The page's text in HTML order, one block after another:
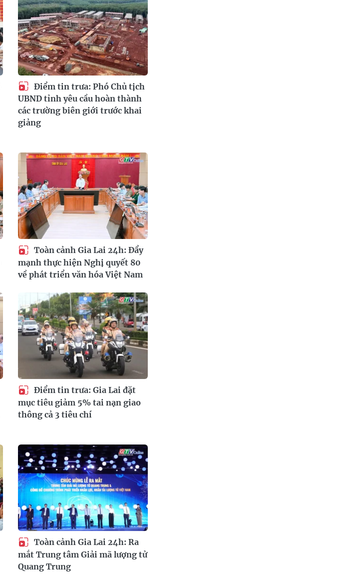
Điểm tin trưa: Phó Chủ tịch
UBND tỉnh yêu cầu hoàn thành
các trường biên giới trước khai
giảng
Toàn cảnh Gia Lai 24h: Đẩy
mạnh thực hiện Nghị quyết 80
về phát triển văn hóa Việt Nam
Điểm tin trưa: Gia Lai đặt
mục tiêu giảm 5% tai nạn giao
thông cả 3 tiêu chí
Toàn cảnh Gia Lai 24h: Ra
mắt Trung tâm Giải mã lượng tử
Quang Trung